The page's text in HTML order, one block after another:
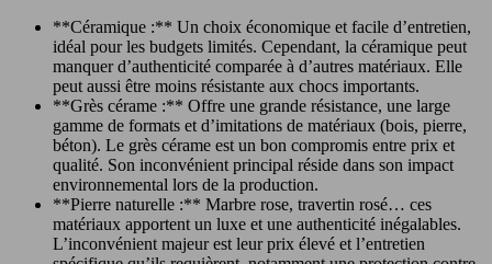
**Céramique :** Un choix économique et facile d’entretien,
idéal pour les budgets limités. Cependant, la céramique peut
manquer d’authenticité comparée à d’autres matériaux. Elle
peut aussi être moins résistante aux chocs importants.
**Grès cérame :** Offre une grande résistance, une large
gamme de formats et d’imitations de matériaux (bois, pierre,
béton). Le grès cérame est un bon compromis entre prix et
qualité. Son inconvénient principal réside dans son impact
environnemental lors de la production.
**Pierre naturelle :** Marbre rose, travertin rosé… ces
matériaux apportent un luxe et une authenticité inégalables.
L’inconvénient majeur est leur prix élevé et l’entretien